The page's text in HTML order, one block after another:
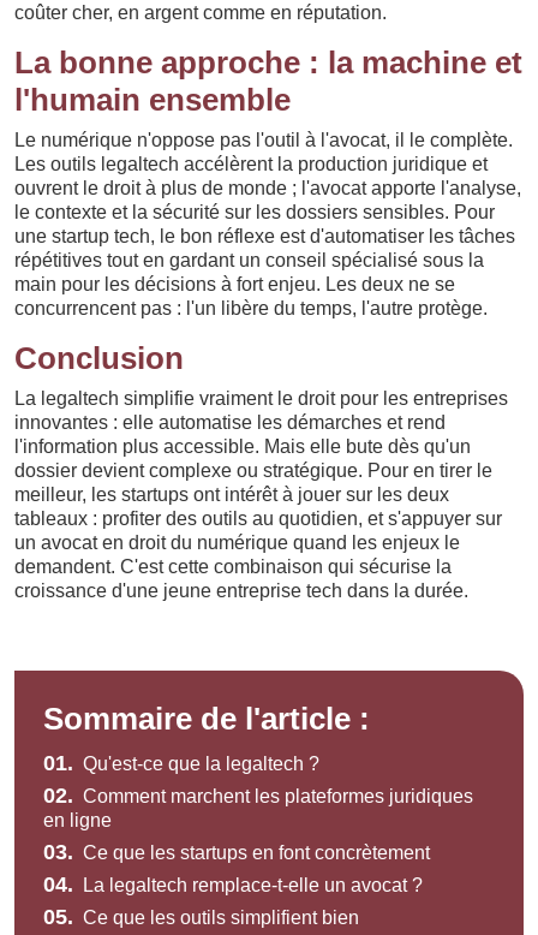
coûter cher, en argent comme en réputation.
La bonne approche : la machine et
l'humain ensemble
Le numérique n'oppose pas l'outil à l'avocat, il le complète.
Les outils legaltech accélèrent la production juridique et
ouvrent le droit à plus de monde ; l'avocat apporte l'analyse,
le contexte et la sécurité sur les dossiers sensibles. Pour
une startup tech, le bon réflexe est d'automatiser les tâches
répétitives tout en gardant un conseil spécialisé sous la
main pour les décisions à fort enjeu. Les deux ne se
concurrencent pas : l'un libère du temps, l'autre protège.
Conclusion
La legaltech simplifie vraiment le droit pour les entreprises
innovantes : elle automatise les démarches et rend
l'information plus accessible. Mais elle bute dès qu'un
dossier devient complexe ou stratégique. Pour en tirer le
meilleur, les startups ont intérêt à jouer sur les deux
tableaux : profiter des outils au quotidien, et s'appuyer sur
un avocat en droit du numérique quand les enjeux le
demandent. C'est cette combinaison qui sécurise la
croissance d'une jeune entreprise tech dans la durée.
Sommaire de l'article :
01. Qu'est-ce que la legaltech ?
02. Comment marchent les plateformes juridiques
en ligne
03. Ce que les startups en font concrètement
04. La legaltech remplace-t-elle un avocat ?
05. Ce que les outils simplifient bien